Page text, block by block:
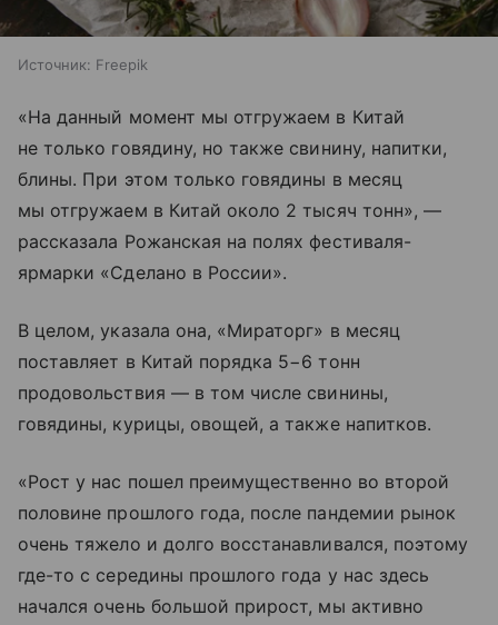
Источник: Freepik
«На данный момент мы отгружаем в Китай
не только говядину, но также свинину, напитки,
блины. При этом только говядины в месяц
мы отгружаем в Китай около 2 тысяч тонн», —
рассказала Рожанская на полях фестиваля-
ярмарки «Сделано в России».
В целом, указала она, «Мираторг» в месяц
поставляет в Китай порядка 5−6 тонн
продовольствия — в том числе свинины,
говядины, курицы, овощей, а также напитков.
«Рост у нас пошел преимущественно во второй
половине прошлого года, после пандемии рынок
очень тяжело и долго восстанавливался, поэтому
где-то с середины прошлого года у нас здесь
начался очень большой прирост, мы активно